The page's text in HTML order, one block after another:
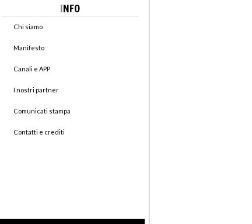
INFO
Chi siamo
Manifesto
Canali e APP
I nostri partner
Comunicati stampa
Contatti e crediti